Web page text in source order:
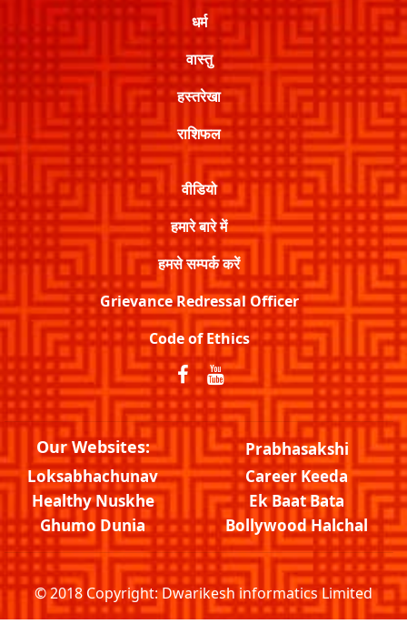
धर्म
वास्तु
हस्तरेखा
राशिफल
वीडियो
हमारे बारे में
हमसे सम्पर्क करें
Grievance Redressal Officer
Code of Ethics
Our Websites:
Prabhasakshi
Loksabhachunav
Career Keeda
Healthy Nuskhe
Ek Baat Bata
Ghumo Dunia
Bollywood Halchal
© 2018 Copyright:Dwarikesh informatics Limited